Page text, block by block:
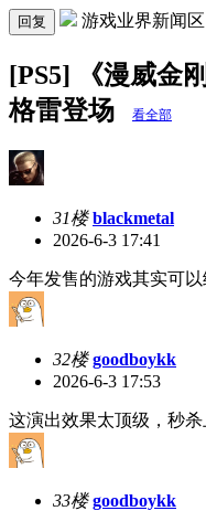
回复 游戏业界新闻区
[PS5] 《漫威金
格雷登场
看全部
31楼 blackmetal
2026-6-3 17:41
今年发售的游戏其实可
32楼 goodboykk
2026-6-3 17:53
这演出效果太顶级，秒
33楼 goodboykk